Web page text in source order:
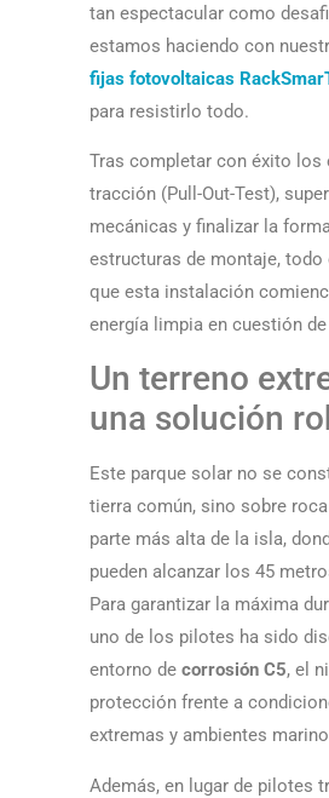
tan espectacular como
estamos haciendo con
fijas fotovoltaicas
para resistirlo todo.
Tras completar con éxito los
tracción (Pull-Out-Test),
mecánicas y finalizar la
estructuras de montaje,
que esta instalación
energía limpia en cuestión
Un terreno
una solución
Este parque solar no se
tierra común, sino sobre
parte más alta de la isla,
pueden alcanzar los 45
Para garantizar la máxima
uno de los pilotes ha sido
entorno de corrosión C5, el
protección frente a
extremas y ambientes
Además, en lugar de pilotes